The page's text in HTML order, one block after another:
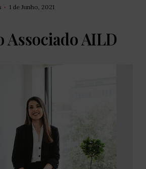
1 de Junho, 2021
Associado AILD